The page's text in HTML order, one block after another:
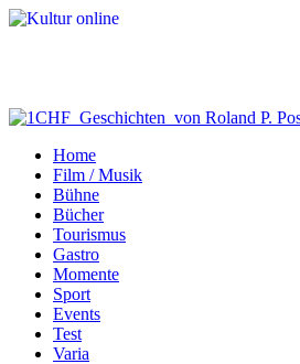
Home
Film / Musik
Bühne
Bücher
Tourismus
Gastro
Momente
Sport
Events
Test
Varia